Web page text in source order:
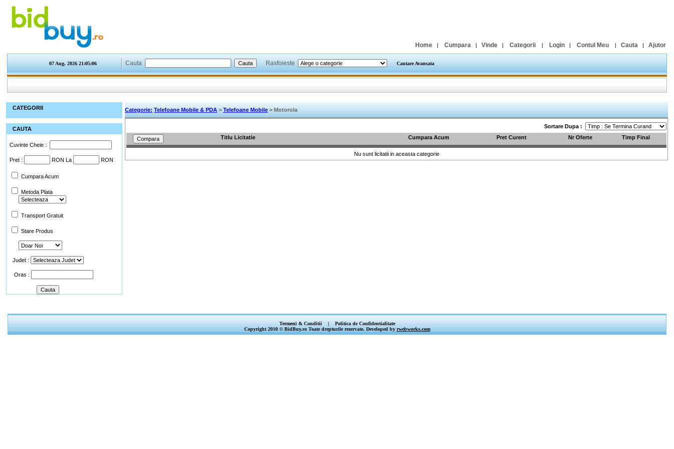
Home | Cumpara | Vinde | Categorii | Login | Contul Meu | Cauta | Ajutor
07 Aug. 2026 21:05:06 Cauta Rasfoieste Cautare Avansata
CATEGORII
CAUTA
Cuvinte Cheie :
Pret : RON La RON
Cumpara Acum
Metoda Plata
Transport Gratuit
Stare Produs
Judet :
Oras :
Categorie: Telefoane Mobile & PDA > Telefoane Mobile > Motorola
Sortare Dupa :
Titlu Licitatie
Cumpara Acum Pret Curent Nr Oferte Timp Final
Nu sunt licitatii in aceasta categorie
Termeni & Conditii |
Politica de Confidentialitate
Copyright 2010 © BidBuy.ro Toate drepturile rezervate. Developed by rwebworks.com